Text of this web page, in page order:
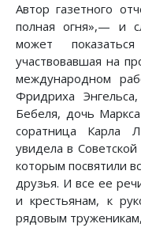
Автор газетного
полная огня»,— и
может
участвовавшая на
международном
Фридриха
Бебеля, дочь
соратница Карла
увидела в
которым посвятили
друзья. И все ее
и крестьянам, к
рядовым